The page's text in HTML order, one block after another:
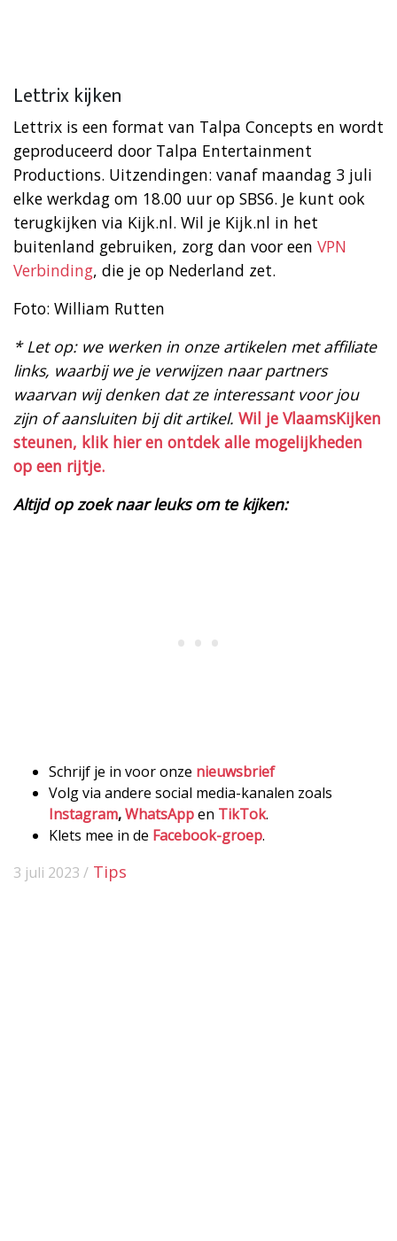
Lettrix kijken
Lettrix is een format van Talpa Concepts en wordt
geproduceerd door Talpa Entertainment
Productions. Uitzendingen: vanaf maandag 3 juli
elke werkdag om 18.00 uur op SBS6. Je kunt ook
terugkijken via Kijk.nl. Wil je Kijk.nl in het
buitenland gebruiken, zorg dan voor een VPN
Verbinding, die je op Nederland zet.
Foto: William Rutten
* Let op: we werken in onze artikelen met affiliate
links, waarbij we je verwijzen naar partners
waarvan wij denken dat ze interessant voor jou
zijn of aansluiten bij dit artikel. Wil je VlaamsKijken
steunen, klik hier en ontdek alle mogelijkheden
op een rijtje.
Altijd op zoek naar leuks om te kijken:
Schrijf je in voor onze nieuwsbrief
Volg via andere social media-kanalen zoals
Instagram,WhatsAppen TikTok.
Klets mee in de Facebook-groep.
3 juli 2023 / Tips